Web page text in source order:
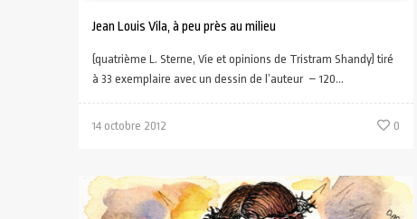
Jean Louis Vila, à peu près au milieu
(quatrième L. Sterne, Vie et opinions de Tristram Shandy) tiré
à 33 exemplaire avec un dessin de l’auteur – 120...
14 octobre 2012 0